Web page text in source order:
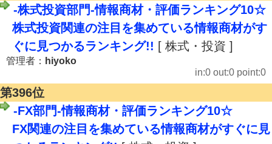
-株式投資部門-情報商材・評価ランキング10☆
株式投資関連の注目を集めている情報商材がす
ぐに見つかるランキング!! [ 株式・投資 ]
管理者： hiyoko
in:0 out:0 point:0
第396位
-FX部門-情報商材・評価ランキング10☆
FX関連の注目を集めている情報商材がすぐに見